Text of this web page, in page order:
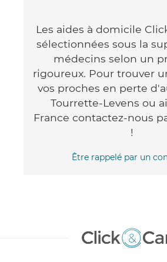
Les aides à domicile
sélectionnées sous la
médecins selon un
rigoureux. Pour trouver
vos proches en perte
Tourrette-Levens ou
France contactez-nous
!
Être rappelé par un